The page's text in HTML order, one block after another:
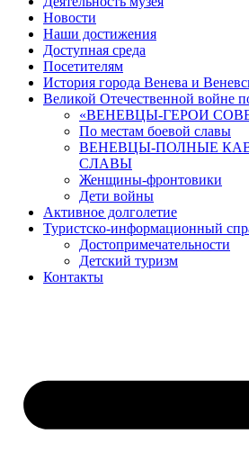
Новости
Наши достижения
Доступная среда
Посетителям
История города Венева и
Великой Отечественной войне
«ВЕНЕВЦЫ-ГЕРОИ
По местам боевой славы
ВЕНЕВЦЫ-ПОЛНЫЕ
СЛАВЫ
Женщины-фронтовики
Дети войны
Активное долголетие
Туристско-информационный
Достопримечательности
Детский туризм
Контакты